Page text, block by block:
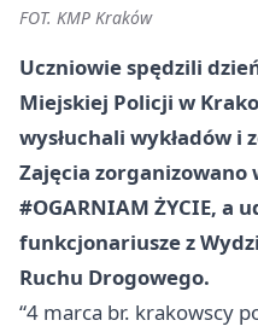
FOT. KMP Kraków
Uczniowie spędzili
Miejskiej Policji w
wysłuchali wykładów i
Zajęcia
#OGARNIAM ŻYCIE, a
funkcjonariusze z
Ruchu Drogowego.
“4 marca br. krakowscy